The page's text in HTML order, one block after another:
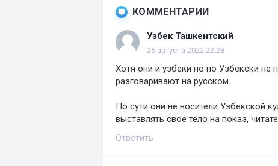
КОММЕНТАРИИ
Узбек Ташкентский
26 августа 2022 22:28
Хотя они и узбеки но по Узбекски
разговаривают на русском.
По сути они не носители Узбекской
выставлять свое тело на показ,
Ответить